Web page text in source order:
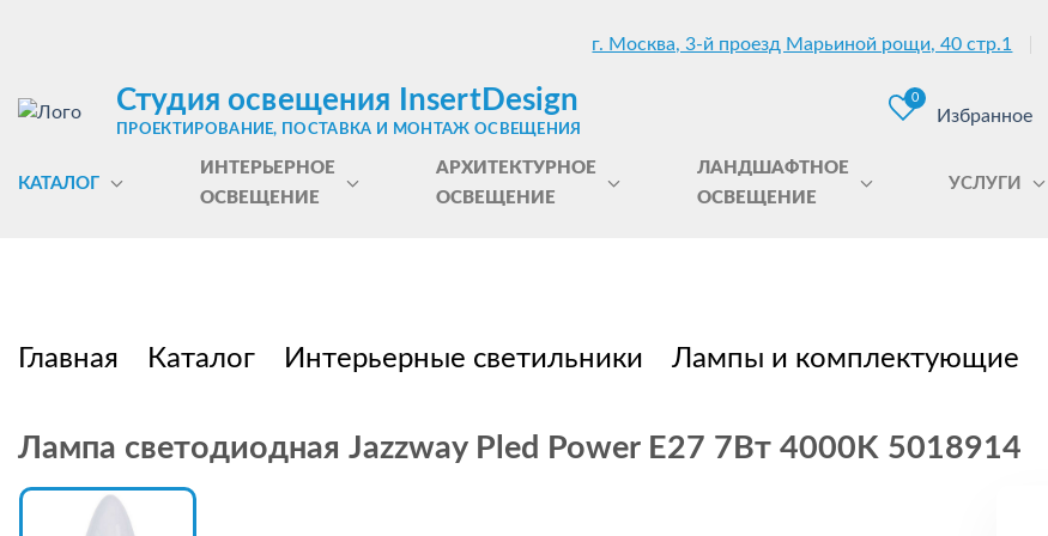
г. Москва, 3-й проезд Марьиной рощи, 40 стр.1
Студия освещения InsertDesign
ПРОЕКТИРОВАНИЕ, ПОСТАВКА И МОНТАЖ ОСВЕЩЕНИЯ
0
Избранное
КАТАЛОГ
ИНТЕРЬЕРНОЕ
ОСВЕЩЕНИЕ
АРХИТЕКТУРНОЕ
ОСВЕЩЕНИЕ
ЛАНДШАФТНОЕ
ОСВЕЩЕНИЕ
УСЛУГИ
Главная Каталог Интерьерные светильники Лампы и комплектующие
Лампа светодиодная Jazzway Pled Power E27 7Вт 4000K 5018914